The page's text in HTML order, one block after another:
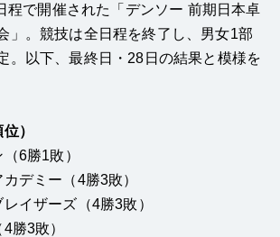
程で開催された「デンソー 前期日本卓
」。競技は全日程を終了し、男女1部
。以下、最終日・28日の結果と模様を
）
6勝1敗）
デミー（4勝3敗）
イザーズ（4勝3敗）
4勝3敗）